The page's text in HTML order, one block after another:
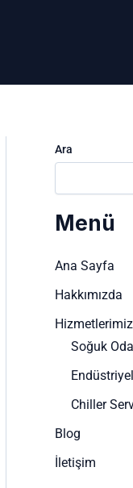
Ara
Menü
Ana Sayfa
Hakkımızda
Hizmetlerimiz
Soğuk Oda
Chiller
Blog
İletişim